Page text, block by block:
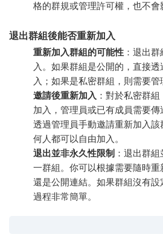
格的群規或管理許可權，也不會
退出群組後能否重新加入
重新加入群組的可能性 ：退出
入。如果群組是公開的，直接
入；如果是私密群組，則需要管
邀請後重新加入 ：對於私密群
加入，管理員或已有成員需要
透過管理員手動邀請重新加入
何人都可以自由加入。
退出並非永久性限制 ：退出群
一群組。你可以根據需要隨時
還是公開連結。如果群組沒有
過程非常簡單。